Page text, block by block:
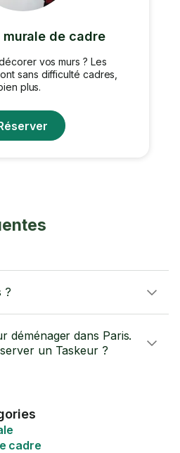
de cadre
vos murs ? Les
sans difficulté cadres,
plus.
?
déménager dans Paris.
un Taskeur ?
cadre